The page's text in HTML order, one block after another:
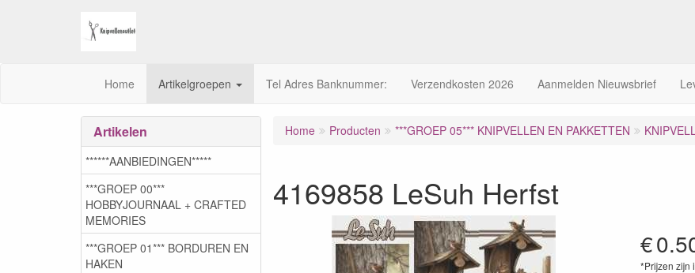
Home Artikelgroepen Tel Adres Banknummer: Verzendkosten 2026 Aanmelden Nieuwsbrief
Home Producten ***GROEP 05*** KNIPVELLEN EN PAKKETTEN
4169858 LeSuh Herfst
€
*Prijzen zijn
Artikelen
******AANBIEDINGEN*****
***GROEP 00***
HOBBYJOURNAAL + CRAFTED
MEMORIES
***GROEP 01*** BORDUREN EN
HAKEN